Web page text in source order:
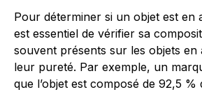
Pour déterminer si un objet est en
est essentiel de vérifier sa
souvent présents sur les objets en
leur pureté. Par exemple, un
que l’objet est composé de 92,5 %